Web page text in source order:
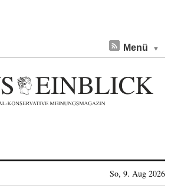
Menü
So, 9. Aug 2026